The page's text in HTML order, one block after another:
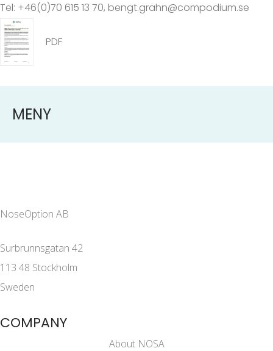
Tel: +46(0)70 615 13 70, bengt.grahn@compodium.se
PDF
MENY
NoseOption AB
Surbrunnsgatan 42
113 48 Stockholm
Sweden
COMPANY
About NOSA